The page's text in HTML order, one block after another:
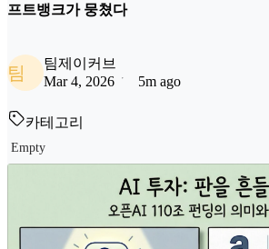
프트뱅크가 뭉쳤다
팀
팀제이커브
Mar 4, 2026
5m ago
카테고리
Empty